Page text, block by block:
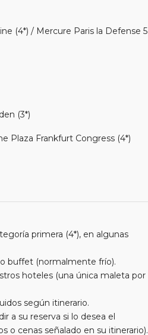
(4*) / Mercure Paris la Defense 5
(3*)
Plaza Frankfurt Congress (4*)
primera (4*), en algunas
buffet (normalmente frío).
hoteles (una única maleta por
según itinerario.
a su reserva si lo desea el
o cenas señalado en su itinerario).